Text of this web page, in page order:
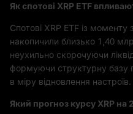
Як спотові XRP ETF
Спотові XRP ETF із моменту
накопичили близько 1,40
неухильно скорочуючи
формуючи структурну базу
в міру відновлення настроїв.
Який прогноз курсу XRP на